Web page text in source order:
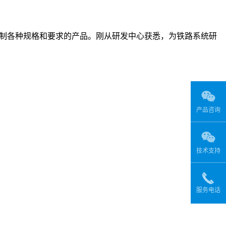
种规格和要求的产品。刚从研发中心获悉，为铁路系统研
产品咨询
技术支持
服务电话